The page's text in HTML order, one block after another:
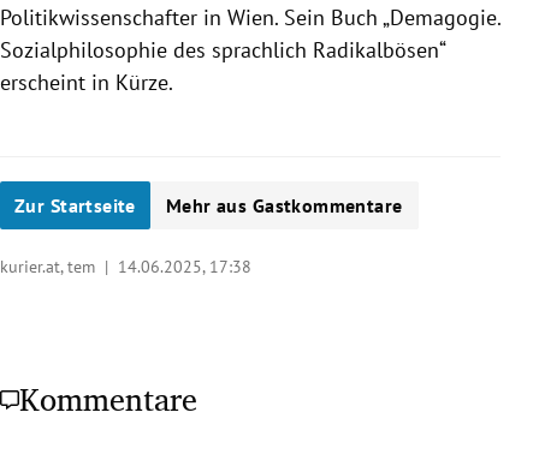
Politikwissenschafter in Wien. Sein Buch „Demagogie.
Sozialphilosophie des sprachlich Radikalbösen“
erscheint in Kürze.
Zur Startseite Mehr aus Gastkommentare
kurier.at, tem | 14.06.2025, 17:38
Kommentare